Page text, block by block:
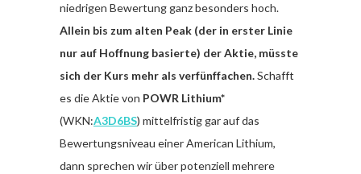
niedrigen Bewertung ganz besonders hoch.
Allein bis zum alten Peak (der in erster Linie
nur auf Hoffnung basierte) der Aktie, müsste
sich der Kurs mehr als verfünffachen.Schafft
es die Aktie von POWR Lithium*
(WKN:A3D6BS) mittelfristig gar auf das
Bewertungsniveau einer American Lithium,
dann sprechen wir über potenziell mehrere